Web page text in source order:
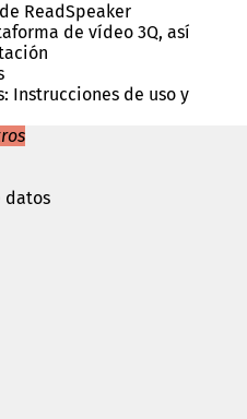
ReadSpeaker
de vídeo 3Q, así
Instrucciones de uso y
datos